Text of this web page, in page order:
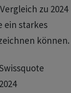
zu 2024
ein starkes
können.